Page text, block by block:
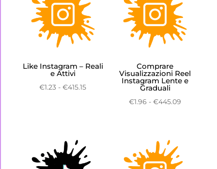
a
€37.40
a
€88.64
Like Instagram – Reali
e Attivi
€1.23 - €415.15Fascia
a
€415.15
Comprare
Visualizzazioni Reel
Instagram Lente e
Graduali
€1.96 - €445.09
a